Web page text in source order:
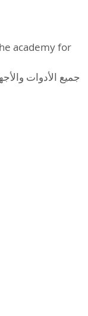
academy for
جميع الأدوات